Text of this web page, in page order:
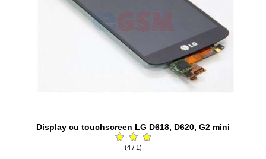
Display cu touchscreen LG D618, D620, G2 mini
(4 / 1)